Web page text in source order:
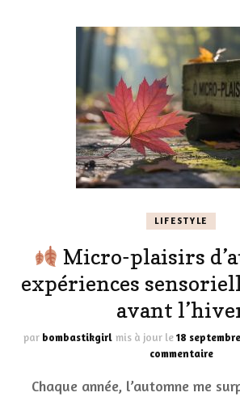
LIFESTYLE
Micro-plaisirs
expériences
avant
par bombastikgirl mis à jour le18
commentairesur
Chaque année, l’automne me